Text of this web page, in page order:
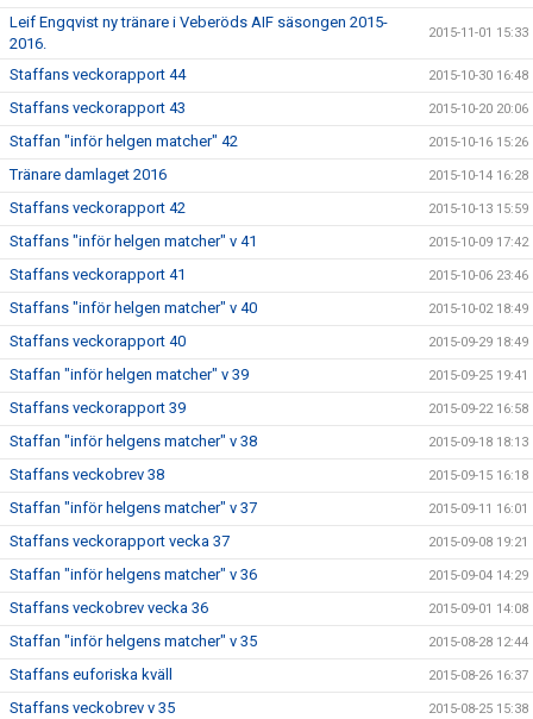
Leif Engqvist ny tränare i Veberöds AIF säsongen 2015-
2016.
2015-11-01 15:33
Staffans veckorapport 44 2015-10-30 16:48
Staffans veckorapport 43 2015-10-20 20:06
Staffan "inför helgen matcher" 42 2015-10-16 15:26
Tränare damlaget 2016 2015-10-14 16:28
Staffans veckorapport 42 2015-10-13 15:59
Staffans "inför helgen matcher" v 41 2015-10-09 17:42
Staffans veckorapport 41 2015-10-06 23:46
Staffans "inför helgen matcher" v 40 2015-10-02 18:49
Staffans veckorapport 40 2015-09-29 18:49
Staffan "inför helgen matcher" v 39 2015-09-25 19:41
Staffans veckorapport 39 2015-09-22 16:58
Staffan "inför helgens matcher" v 38 2015-09-18 18:13
Staffans veckobrev 38 2015-09-15 16:18
Staffan "inför helgens matcher" v 37 2015-09-11 16:01
Staffans veckorapport vecka 37 2015-09-08 19:21
Staffan "inför helgens matcher" v 36 2015-09-04 14:29
Staffans veckobrev vecka 36 2015-09-01 14:08
Staffan "inför helgens matcher" v 35 2015-08-28 12:44
Staffans euforiska kväll 2015-08-26 16:37
Staffans veckobrev v 35 2015-08-25 15:38